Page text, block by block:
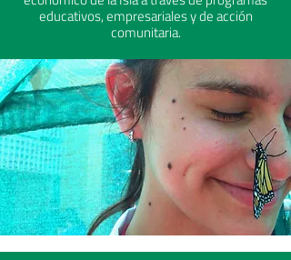
Donar
educativos, empresariales y de acción
comunitaria.